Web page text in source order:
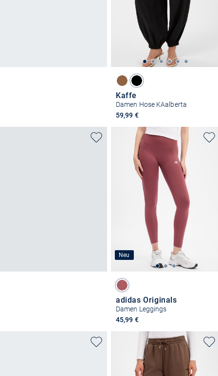
Kaffe
Damen Hose KAalberta
59,99 €
Neu
adidas Originals
Damen Leggings
45,99 €